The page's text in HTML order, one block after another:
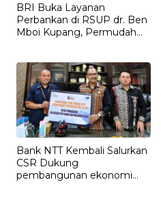
BRI Buka Layanan
Perbankan di RSUP dr. Ben
Mboi Kupang, Permudah
Bank NTT Kembali Salurkan
CSR Dukung
pembangunan ekonomi